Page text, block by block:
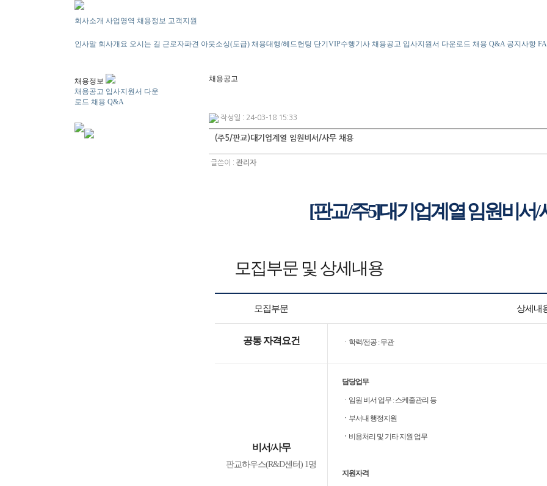
회사소개 사업영역 채용정보 고객지원
인사말 회사개요 오시는 길 근로자파견 아웃소싱(도급) 채용대행/헤드헌팅 단기VIP수행기사 채용공고 입사지원서 다운로드 채용 Q&A 공지사항
채용정보
채용공고 입사지원서 다운
로드 채용 Q&A
채용공고
작성일 : 24-03-18 15:33
(주5/판교)대기업계열 임원비서/사무 채용
글쓴이 : 관리자
[판교/주5]대기업계열 임원비서/
모집부문 및 상세내용
모집부문 상세내
공통 자격요건 ㆍ학력/전공 : 무관
비서/사무
판교하우스(R&D센터) 1명
담당업무
ㆍ임원 비서 업무 : 스케줄관리 등
ㆍ 부서내 행정지원
ㆍ 비용처리 및 기타 지원 업무
지원자격